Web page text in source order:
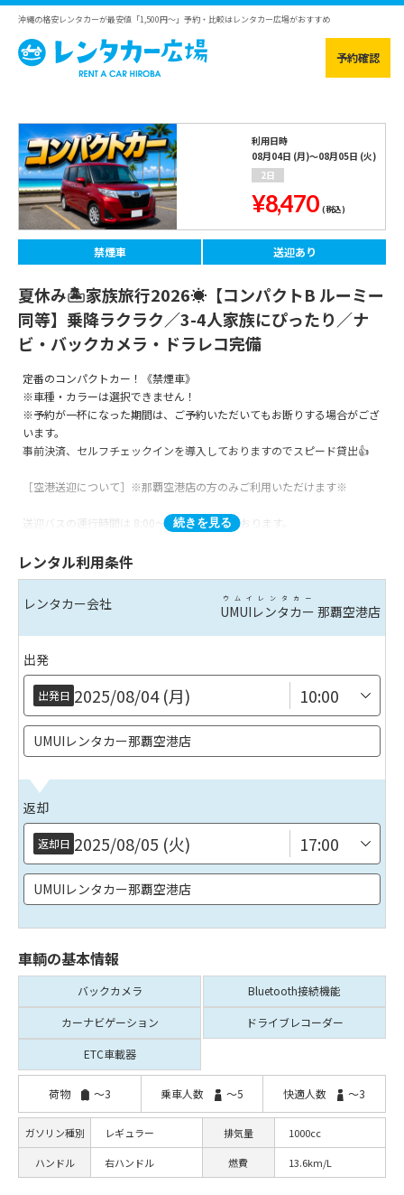
沖縄の格安レンタカーが最安値「1,500円～」予約・比較はレンタカー広場がおすすめ
予約確認
利用日時
08月04日 (月)～08月05日 (火)
2日
¥8,470 (税込)
禁煙車 送迎あり
夏休み🏝️家族旅行2026☀️【コンパクトB ルーミー
同等】乗降ラクラク／3-4人家族にぴったり／ナ
ビ・バックカメラ・ドラレコ完備
定番のコンパクトカー！《禁煙車》
※車種・カラーは選択できません！
※予約が一杯になった期間は、ご予約いただいてもお断りする場合がござ
います。
事前決済、セルフチェックインを導入しておりますのでスピード貸出👍
［空港送迎について］※那覇空港店の方のみご利用いただけます※
送迎バスの運行時間は 8:00～19:00 になっております。
返却後送迎時間 8:00～19:00
上記以外の時間帯での送迎は行っておりませんので
ご注意ください。※ご予約状況により送迎までのお時間が30分～1時間程
遅れる場合がございます。
ご利用いただけなくなる場合がございますので、お手数ですがお忘れのな
いようご注意いただけますと幸いです。
※台風、災害などにより暴風警報が発令された場合や安全確保が出来ない
場合は送迎バスの運行を停止します。予めご了承ください。
上下する場合がございますので余裕を持ったご返却をお願いしておりま
す。
万が一飛行機に乗り遅れた際の責任は負いかねますのでご了承ください。
【ご予約後の流れ】
■ ご予約後、お客様のメール宛に請求書(お支払いメール)とセルフチェッ
https://u-mui.com/check-in/
※ご案内メールに関してですがお客様にメールが到着後1週間以内にご対
応をお願いしております。
なお、事前にセルフチェックインを皆様済ましていただき、
保険やその他注意事項についてのご確認が完了しておりますので、
当日はスムーズにご案内が可能となっております。
続きを見る
レンタル利用条件
レンタカー会社 UMUIレンタカー
ウムイレンタカー
那覇空港店
出発
出発日 2025/08/04 (月)
UMUIレンタカー那覇空港店
返却
返却日 2025/08/05 (火)
UMUIレンタカー那覇空港店
車輌の基本情報
バックカメラ Bluetooth接続機能
カーナビゲーション ドライブレコーダー
ETC車載器
荷物 ～3 乗車人数 ～5 快適人数 ～3
ガソリン種別 レギュラー 排気量 1000cc
ハンドル 右ハンドル 燃費 13.6km/L